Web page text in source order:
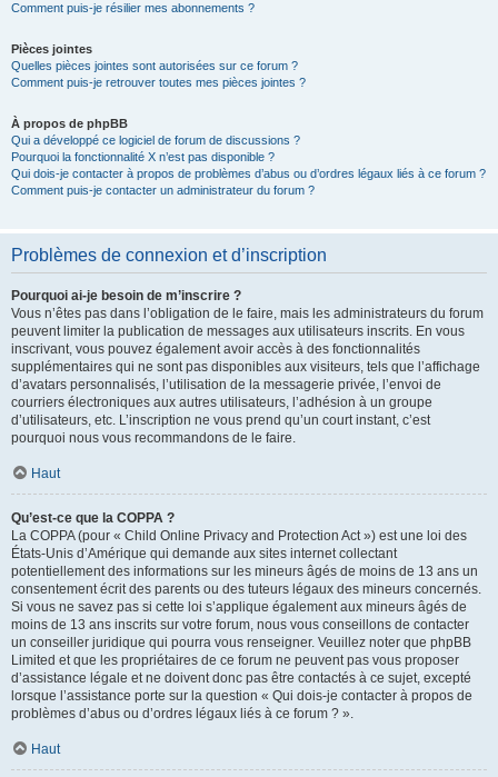
Comment puis-je résilier mes abonnements ?
Pièces jointes
Quelles pièces jointes sont autorisées sur ce forum ?
Comment puis-je retrouver toutes mes pièces jointes ?
À propos de phpBB
Qui a développé ce logiciel de forum de discussions ?
Pourquoi la fonctionnalité X n’est pas disponible ?
Qui dois-je contacter à propos de problèmes d’abus ou d’ordres légaux liés à ce forum ?
Comment puis-je contacter un administrateur du forum ?
Problèmes de connexion et d’inscription
Pourquoi ai-je besoin de m’inscrire ?
Vous n’êtes pas dans l’obligation de le faire, mais les administrateurs du forum
peuvent limiter la publication de messages aux utilisateurs inscrits. En vous
inscrivant, vous pouvez également avoir accès à des fonctionnalités
supplémentaires qui ne sont pas disponibles aux visiteurs, tels que l’affichage
d’avatars personnalisés, l’utilisation de la messagerie privée, l’envoi de
courriers électroniques aux autres utilisateurs, l’adhésion à un groupe
d’utilisateurs, etc. L’inscription ne vous prend qu’un court instant, c’est
pourquoi nous vous recommandons de le faire.
Haut
Qu’est-ce que la COPPA ?
La COPPA (pour « Child Online Privacy and Protection Act ») est une loi des
États-Unis d’Amérique qui demande aux sites internet collectant
potentiellement des informations sur les mineurs âgés de moins de 13 ans un
consentement écrit des parents ou des tuteurs légaux des mineurs concernés.
Si vous ne savez pas si cette loi s’applique également aux mineurs âgés de
moins de 13 ans inscrits sur votre forum, nous vous conseillons de contacter
un conseiller juridique qui pourra vous renseigner. Veuillez noter que phpBB
Limited et que les propriétaires de ce forum ne peuvent pas vous proposer
d’assistance légale et ne doivent donc pas être contactés à ce sujet, excepté
lorsque l’assistance porte sur la question « Qui dois-je contacter à propos de
problèmes d’abus ou d’ordres légaux liés à ce forum ? ».
Haut